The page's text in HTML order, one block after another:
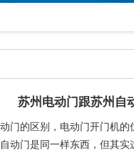
苏州电动门跟苏州自
门的区别，电动门开门机的
动门是同一样东西，但其